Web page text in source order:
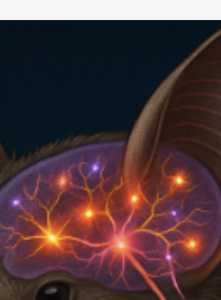
únicamente mientras ésta permanecía
encendida, y no antes ni después—. Esto
sugiere que los astrocitos reclutados
la fase de aprendizaje participan en la
asociación entre el estímulo luminoso y la
recompensa. Además, cuando los animales
veían la luz LED sin recibir nada a cambio,
continuaban dirigiéndos